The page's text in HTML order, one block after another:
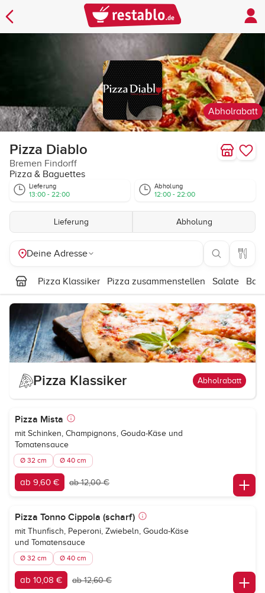
Abholrabatt
Pizza Diablo
Bremen Findorff
Pizza & Baguettes
Lieferung
13:00 - 22:00
Abholung
12:00 - 22:00
Lieferung Abholung
Deine Adresse
Pizza Klassiker Pizza zusammenstellen Salate
Pizza Klassiker Abholrabatt
Pizza Mista
mit Schinken, Champignons, Gouda-Käse und
Tomatensauce
Ø 32 cm Ø 40 cm
ab 9,60 € ab 12,00 €
Pizza Tonno Cippola (scharf)
mit Thunfisch, Peperoni, Zwiebeln, Gouda-Käse
und Tomatensauce
Ø 32 cm Ø 40 cm
ab 10,08 € ab 12,60 €